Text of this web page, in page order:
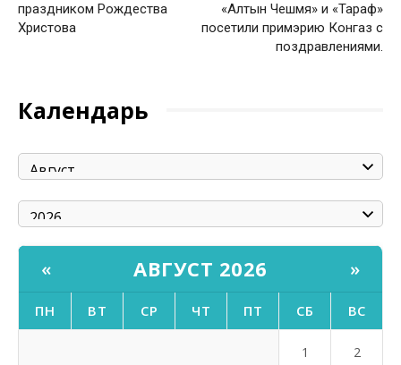
праздником Рождества
Христова
«Алтын Чешмя» и «Тараф»
посетили примэрию Конгаз с
поздравлениями.
Календарь
« АВГУСТ 2026 »
ПН ВТ СР ЧТ ПТ СБ ВС
1 2